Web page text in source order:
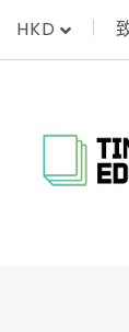
content
HKD